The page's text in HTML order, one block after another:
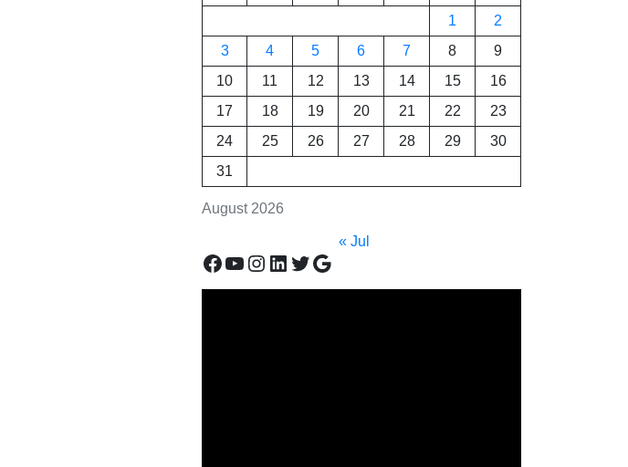
August 2026
1
2
3
4 5 6 7 8
9
10
11 12 13 14 15
16
17
18 19 20 21 22
23
24
25 26 27 28 29
30
31
« Jul
Facebook
YouTube
Instagram
LinkedIn
Twitter
Google